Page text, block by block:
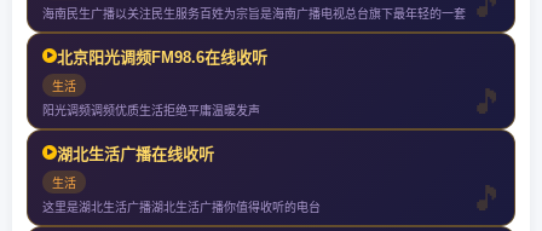
海南民生广播以关注民生服务百姓为宗旨是海南广播电视总台旗下最年轻的一套
北京阳光调频FM98.6在线收听
生活
阳光调频调频优质生活拒绝平庸温暖发声
湖北生活广播在线收听
生活
这里是湖北生活广播湖北生活广播你值得收听的电台